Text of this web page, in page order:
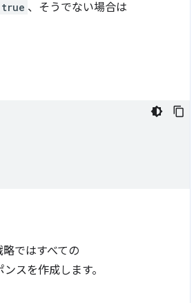
true 、そうでない場合は
ではすべての
スを作成します。